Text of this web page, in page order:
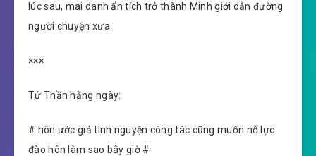
lúc sau, mai danh ẩn tích trở thành Minh giới dẫn đường
người chuyện xưa.
×××
Tử Thần hằng ngày:
# hôn ước giả tình nguyện công tác cũng muốn nỗ lực
đào hôn làm sao bây giờ #